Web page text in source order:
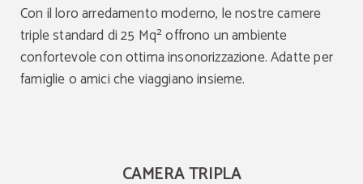
Con il loro arredamento moderno, le nostre camere
triple standard di 25 Mq² offrono un ambiente
confortevole con ottima insonorizzazione. Adatte per
famiglie o amici che viaggiano insieme.
CAMERA TRIPLA